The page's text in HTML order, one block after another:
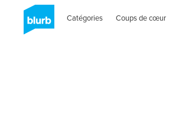
Catégories Coups de cœur